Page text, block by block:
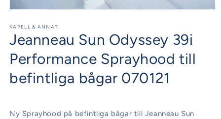
1
modalfönster
KAPELL & ANNAT
Jeanneau Sun Odyssey 39i
Performance Sprayhood till
befintliga bågar 070121
Ny Sprayhood på befintliga bågar till Jeanneau Sun